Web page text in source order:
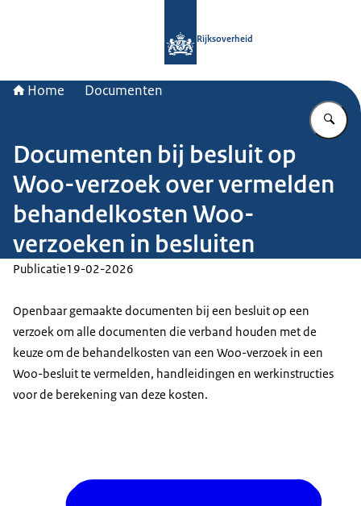
Rijksoverheid
Home Documenten
Documenten bij besluit op
Woo-verzoek over vermelden
behandelkosten Woo-
verzoeken in besluiten
Publicatie19-02-2026
Openbaar gemaakte documenten bij een besluit op een
verzoek om alle documenten die verband houden met de
keuze om de behandelkosten van een Woo-verzoek in een
Woo-besluit te vermelden, handleidingen en werkinstructies
voor de berekening van deze kosten.